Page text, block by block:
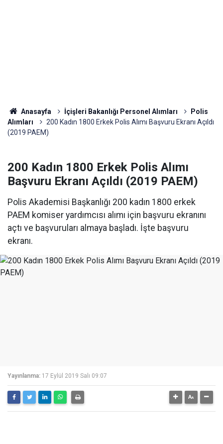
Anasayfa İçişleri Bakanlığı Personel Alımları
Polis
Alımları
200 Kadın 1800 Erkek Polis Alımı Başvuru Ekranı Açıldı
(2019 PAEM)
200 Kadın 1800 Erkek Polis Alımı
Başvuru Ekranı Açıldı (2019 PAEM)
Polis Akademisi Başkanlığı 200 kadın 1800 erkek
PAEM komiser yardımcısı alımı için başvuru ekranını
açtı ve başvuruları almaya başladı. İşte başvuru
ekranı.
Yayınlanma: 17 Eylül 2019 Salı 09:07